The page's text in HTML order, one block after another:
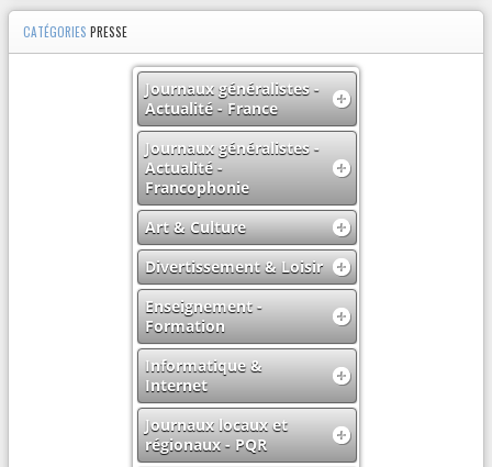
CATÉGORIES PRESSE
Journaux généralistes -
Actualité - France
Journaux généralistes -
Actualité -
Francophonie
Art & Culture
Divertissement & Loisir
Enseignement -
Formation
Informatique &
Internet
Journaux locaux et
régionaux - PQR